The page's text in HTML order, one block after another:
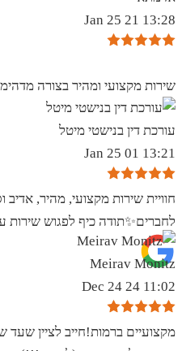
13:28 21 Jan 25
שירות מקצועי ומהיר בצורה
עורכת דין בנישטי מיטל
13:21 01 Jan 25
חוויית שירות מקצועי, מהיר,
לחברים✨️תודה כיף לפגוש שירות
Meirav Monitz
11:02 24 Dec 24
מקצועיים ברמות!חייב לציין